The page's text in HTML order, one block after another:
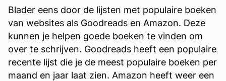
Blader eens door de lijsten met populaire boeken
van websites als Goodreads en Amazon. Deze
kunnen je helpen goede boeken te vinden om
over te schrijven. Goodreads heeft een populaire
recente lijst die je de meest populaire boeken per
maand en jaar laat zien. Amazon heeft weer een